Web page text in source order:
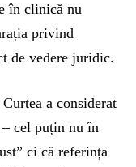
în clinică nu
privind
de vedere juridic.
a considerat
– cel puțin nu în
ci că referința